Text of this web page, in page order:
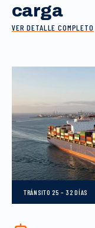
carga
VER DETALLE COMPLETO
TRÁNSITO 25 – 32 DÍAS